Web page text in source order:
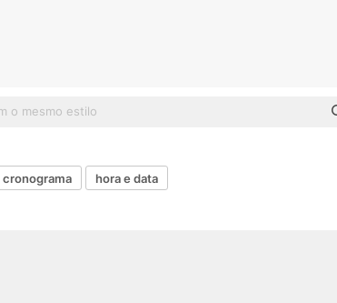
cronograma hora e data